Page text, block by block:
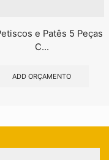
e Patês 5 Peças
C...
ADD ORÇAMENTO